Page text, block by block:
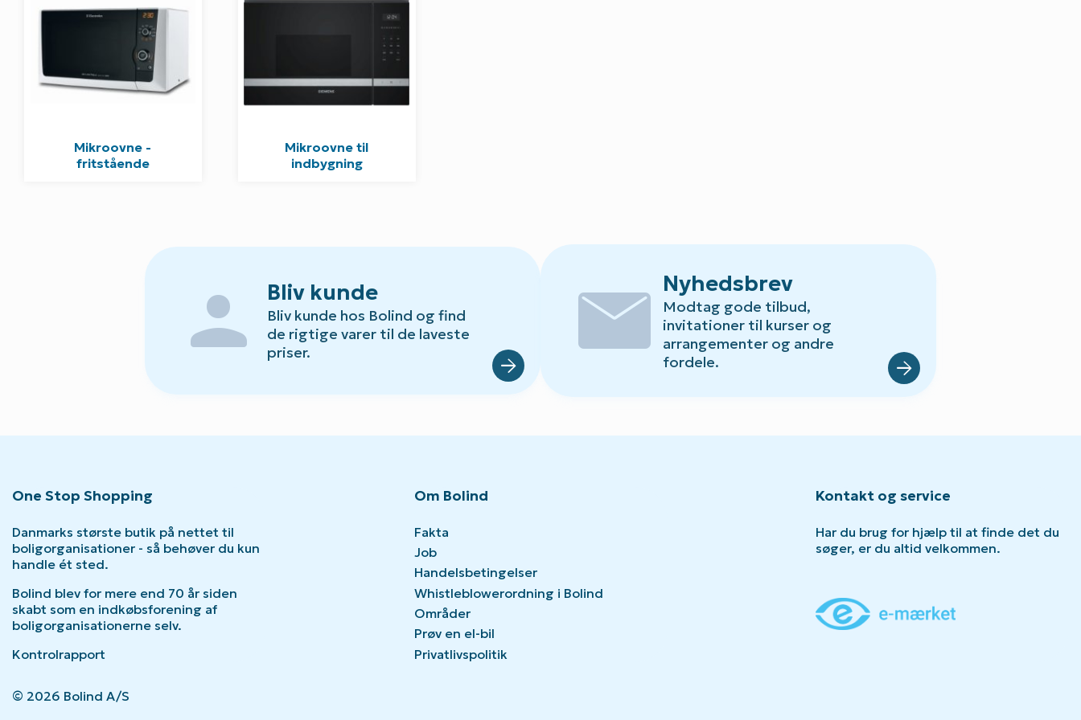
Mikroovne -
fritstående
Mikroovne til
indbygning
person Bliv kunde
Bliv kunde hos Bolind og find
de rigtige varer til de laveste
priser.
mail Nyhedsbrev
Modtag gode tilbud,
invitationer til kurser og
arrangementer og andre
fordele.
One Stop Shopping
Danmarks største butik på nettet til
boligorganisationer - så behøver du kun
handle ét sted.
Bolind blev for mere end 70 år siden
skabt som en indkøbsforening af
boligorganisationerne selv.
Kontrolrapport
Om Bolind
Fakta
Job
Handelsbetingelser
Whistleblowerordning i Bolind
Områder
Prøv en el-bil
Privatlivspolitik
Kontakt og service
Har du brug for hjælp til at finde det du
søger, er du altid velkommen.
© 2026 Bolind A/S